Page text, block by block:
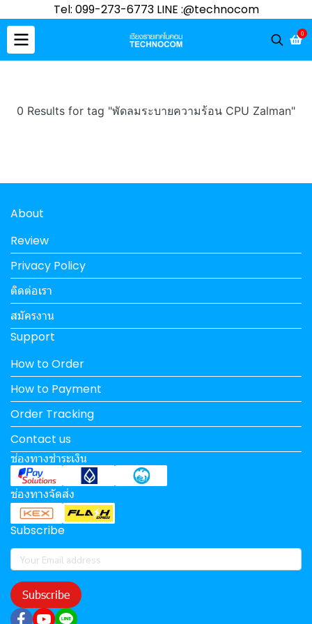
Tel: 099-273-6773 LINE :@technocom
0
0 Results for tag "พัดลมระบายความร้อน CPU Zalman"
About
Review
Privacy Policy
ติดต่อเรา
สมัครงาน
Support
How to Order
How to Payment
Order Tracking
Contact us
ช่องทางชำระเงิน
ช่องทางจัดส่ง
Subscribe
Subscribe